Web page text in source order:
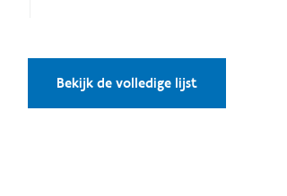
Bekijk de volledige lijst